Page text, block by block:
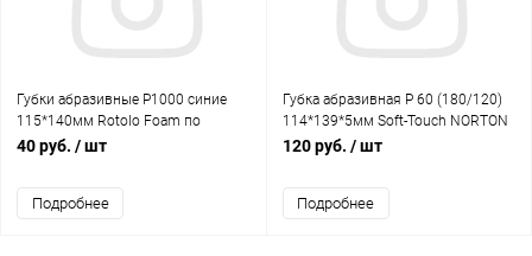
Губки абразивные Р1000 синие
115*140мм Rotolo Foam по
сухому (177 шт) рулон 25м A975
40 руб. / шт
Подробнее
Губка абразивная Р 60 (180/120)
114*139*5мм Soft-Touch NORTON
120 руб. / шт
Подробнее